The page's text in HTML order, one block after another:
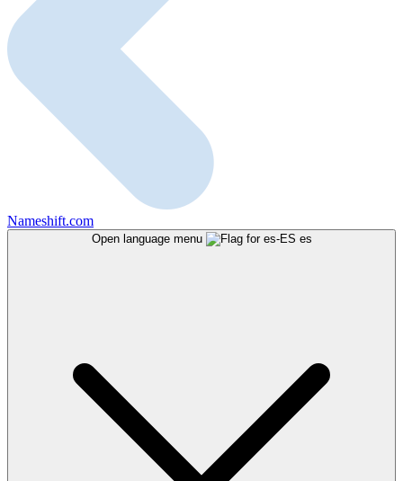
Nameshift.com
Open language menu es